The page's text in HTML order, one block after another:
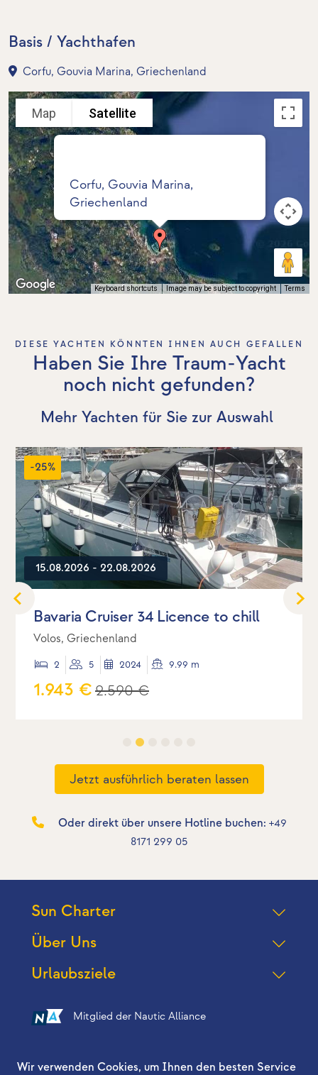
Basis / Yachthafen
Corfu, Gouvia Marina, Griechenland
Corfu, Gouvia Marina,
Griechenland
Map Satellite
Keyboard shortcuts Image may be subject to copyright Terms
DIESE YACHTEN KÖNNTEN IHNEN AUCH GEFALLEN
Haben Sie Ihre Traum-Yacht
noch nicht gefunden?
Mehr Yachten für Sie zur Auswahl
-25%
15.08.2026 - 22.08.2026
Bavaria Cruiser 34 Licence to chill
Volos, Griechenland
2 5 2024 9.99 m
1.943 €2.590 €
Jetzt ausführlich beraten lassen
Oder direkt über unsere Hotline buchen: +49
8171 299 05
Sun Charter
Über Uns
Urlaubsziele
Mitglied der Nautic Alliance
Wir verwenden Cookies, um Ihnen den besten Service